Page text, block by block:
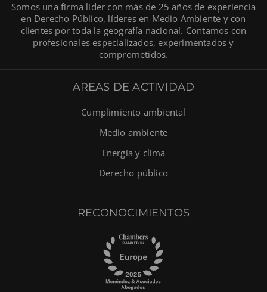
Somos una firma líder con más de 25 años de experiencia
en Derecho Público, líderes en Medio Ambiente y con
clientes por toda la geografía nacional. Contamos con
profesionales especializados, experimentados y
comprometidos.
AREAS DE ACTIVIDAD
Cumplimiento ambiental
Medio ambiente
Energía y clima
Derecho público
RECONOCIMIENTOS